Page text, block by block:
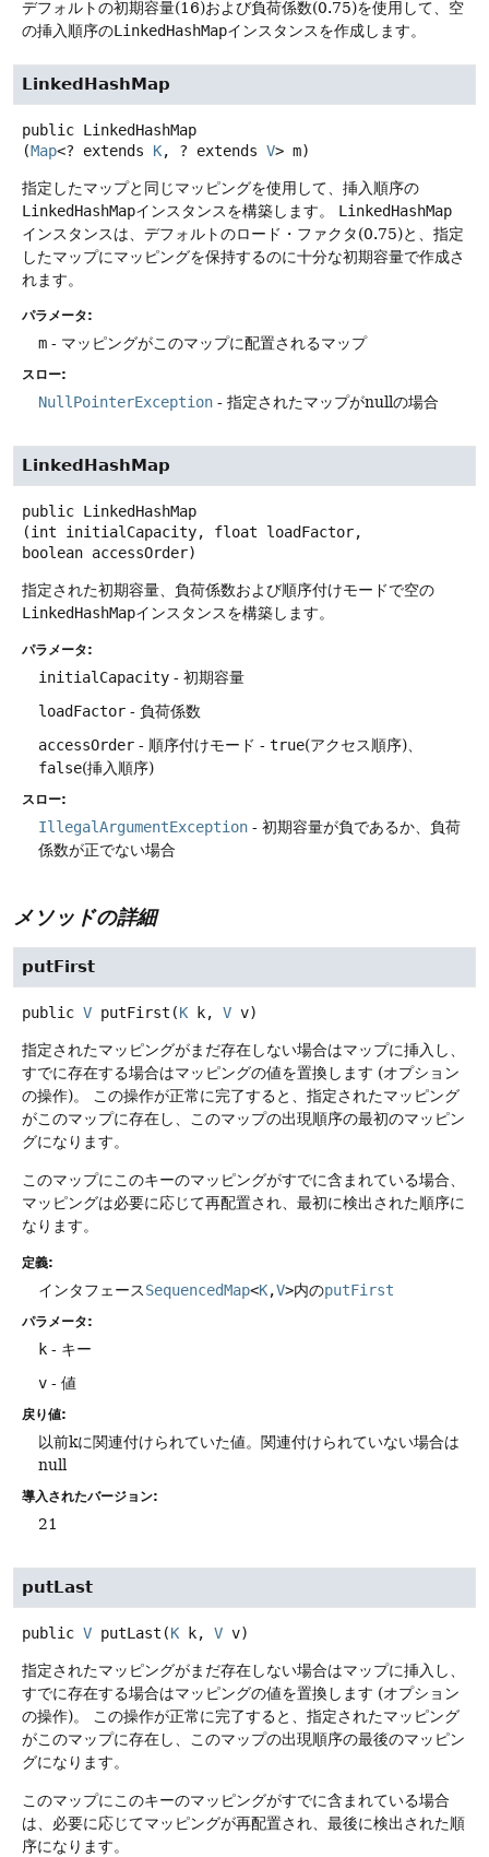
デフォルトの初期容量(16)および負荷係数(0.75)を使用して、空
の挿入順序のLinkedHashMapインスタンスを作成します。
LinkedHashMap
public LinkedHashMap
(Map<? extends K, ? extends V> m)
指定したマップと同じマッピングを使用して、挿入順序の
LinkedHashMapインスタンスを構築します。
LinkedHashMap
インスタンスは、デフォルトのロード・ファクタ(0.75)と、指定
したマップにマッピングを保持するのに十分な初期容量で作成さ
れます。
パラメータ:
m - マッピングがこのマップに配置されるマップ
スロー:
NullPointerException - 指定されたマップがnullの場合
LinkedHashMap
public LinkedHashMap
(int initialCapacity, float loadFactor,
boolean accessOrder)
指定された初期容量、負荷係数および順序付けモードで空の
LinkedHashMapインスタンスを構築します。
パラメータ:
initialCapacity - 初期容量
loadFactor - 負荷係数
accessOrder - 順序付けモード - true(アクセス順序)、
false(挿入順序)
スロー:
IllegalArgumentException - 初期容量が負であるか、負荷
係数が正でない場合
メソッドの詳細
putFirst
public V putFirst (K k, V v)
指定されたマッピングがまだ存在しない場合はマップに挿入し、
すでに存在する場合はマッピングの値を置換します (オプション
の操作)。
この操作が正常に完了すると、指定されたマッピング
がこのマップに存在し、このマップの出現順序の最初のマッピン
グになります。
このマップにこのキーのマッピングがすでに含まれている場合、
マッピングは必要に応じて再配置され、最初に検出された順序に
なります。
定義:
インタフェースSequencedMap<K,V>内のputFirst
パラメータ:
k - キー
v - 値
戻り値:
以前kに関連付けられていた値。関連付けられていない場合は
null
導入されたバージョン:
21
putLast
public V putLast (K k, V v)
指定されたマッピングがまだ存在しない場合はマップに挿入し、
すでに存在する場合はマッピングの値を置換します (オプション
の操作)。
この操作が正常に完了すると、指定されたマッピング
がこのマップに存在し、このマップの出現順序の最後のマッピン
グになります。
このマップにこのキーのマッピングがすでに含まれている場合
は、必要に応じてマッピングが再配置され、最後に検出された順
序になります。